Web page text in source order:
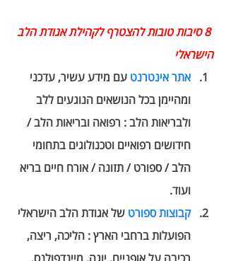
8 סיבות טובות להצטרף לקהילת אגודת הלב
הישראלי
אתר אינטרנט עם מידע עשיר, עדכני
ומהיימן בכל הנושאים הנוגעים ללב
ולבריאות הלב : רפואה ובריאות הלב /
חידושים רפואיים וטכנולוגים בתחומי
הלב / ספורט / תזונה / אורח חיים בריא
ועוד.
קבוצות ספורט של אגודת הלב הישראלי
הפועלות ברחבי הארץ : הליכה, ריצה,